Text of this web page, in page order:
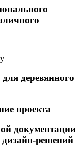
деревянного
проекта
документации
решений